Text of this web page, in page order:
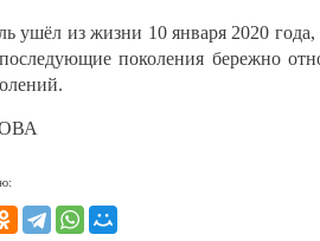
ушёл из жизни 10 января 2020
поколения бережно